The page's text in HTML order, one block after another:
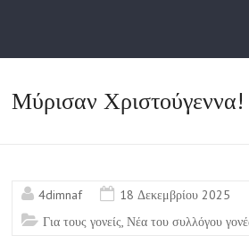
Μύρισαν Χριστούγεννα!
4dimnaf
18 Δεκεμβρίου 2025
Για τους γονείς ,Νέα του συλλόγου